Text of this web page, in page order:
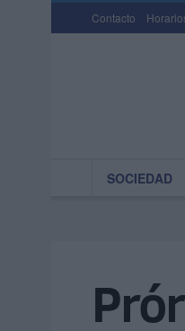
Contacto
SOCIEDAD